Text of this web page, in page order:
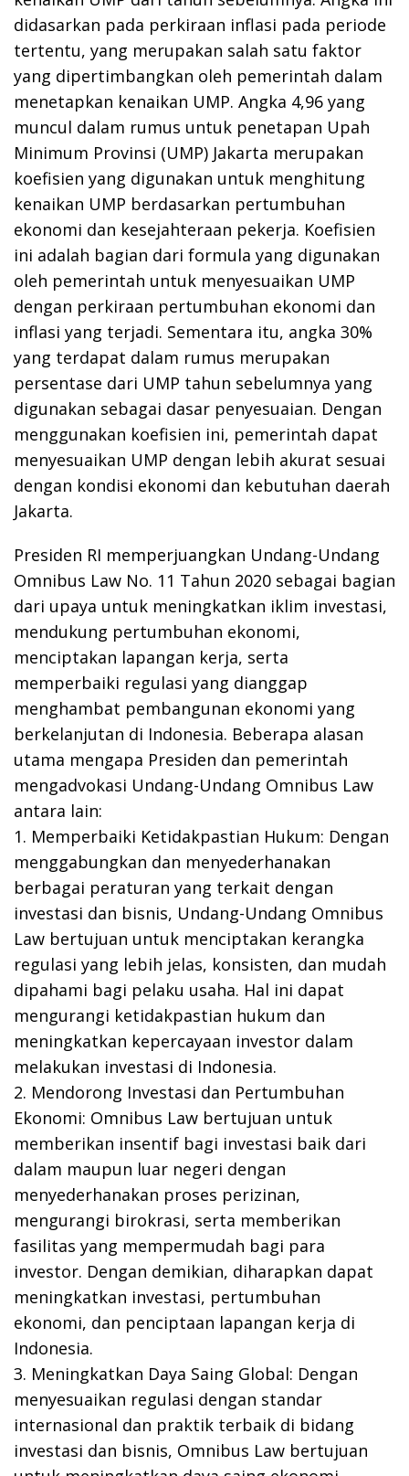
didasarkan pada perkiraan inflasi pada periode
tertentu, yang merupakan salah satu faktor
yang dipertimbangkan oleh pemerintah dalam
menetapkan kenaikan UMP. Angka 4,96 yang
muncul dalam rumus untuk penetapan Upah
Minimum Provinsi (UMP) Jakarta merupakan
koefisien yang digunakan untuk menghitung
kenaikan UMP berdasarkan pertumbuhan
ekonomi dan kesejahteraan pekerja. Koefisien
ini adalah bagian dari formula yang digunakan
oleh pemerintah untuk menyesuaikan UMP
dengan perkiraan pertumbuhan ekonomi dan
inflasi yang terjadi. Sementara itu, angka 30%
yang terdapat dalam rumus merupakan
persentase dari UMP tahun sebelumnya yang
digunakan sebagai dasar penyesuaian. Dengan
menggunakan koefisien ini, pemerintah dapat
menyesuaikan UMP dengan lebih akurat sesuai
dengan kondisi ekonomi dan kebutuhan daerah
Jakarta.
Presiden RI memperjuangkan Undang-Undang
Omnibus Law No. 11 Tahun 2020 sebagai bagian
dari upaya untuk meningkatkan iklim investasi,
mendukung pertumbuhan ekonomi,
menciptakan lapangan kerja, serta
memperbaiki regulasi yang dianggap
menghambat pembangunan ekonomi yang
berkelanjutan di Indonesia. Beberapa alasan
utama mengapa Presiden dan pemerintah
mengadvokasi Undang-Undang Omnibus Law
antara lain:
1. Memperbaiki Ketidakpastian Hukum: Dengan
menggabungkan dan menyederhanakan
berbagai peraturan yang terkait dengan
investasi dan bisnis, Undang-Undang Omnibus
Law bertujuan untuk menciptakan kerangka
regulasi yang lebih jelas, konsisten, dan mudah
dipahami bagi pelaku usaha. Hal ini dapat
mengurangi ketidakpastian hukum dan
meningkatkan kepercayaan investor dalam
melakukan investasi di Indonesia.
2. Mendorong Investasi dan Pertumbuhan
Ekonomi: Omnibus Law bertujuan untuk
memberikan insentif bagi investasi baik dari
dalam maupun luar negeri dengan
menyederhanakan proses perizinan,
mengurangi birokrasi, serta memberikan
fasilitas yang mempermudah bagi para
investor. Dengan demikian, diharapkan dapat
meningkatkan investasi, pertumbuhan
ekonomi, dan penciptaan lapangan kerja di
Indonesia.
3. Meningkatkan Daya Saing Global: Dengan
menyesuaikan regulasi dengan standar
internasional dan praktik terbaik di bidang
investasi dan bisnis, Omnibus Law bertujuan